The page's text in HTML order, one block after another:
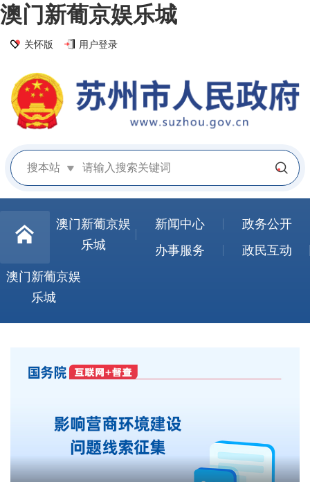
澳门新葡京娱乐城
关怀版 用户登录
搜本站
澳门新葡京娱
乐城
新闻中心
政务公开
办事服务
政民互动
澳门新葡京娱
乐城